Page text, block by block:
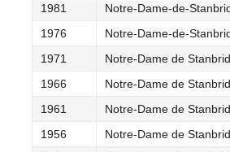
1981
Notre-Dame-de-
1976
Notre-Dame-de-
1971
Notre-Dame de
1966
Notre-Dame de
1961
Notre-Dame de
1956
Notre-Dame de